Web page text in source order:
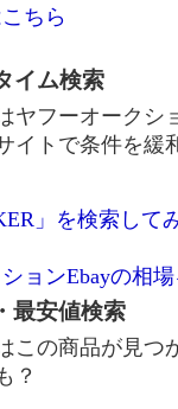
ちら
イム検索
ヤフーオークシ
イトで条件を緩
」を検索して
ョンEbayの相
最安値検索
この商品が見つ
？